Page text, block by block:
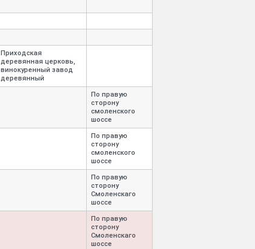
Приходская
деревянная церковь,
винокуренный завод
деревянный
По правую
сторону
смоленского
шоссе
По правую
сторону
смоленского
шоссе
По правую
сторону
Смоленскаго
шоссе
По правую
сторону
Смоленскаго
шоссе